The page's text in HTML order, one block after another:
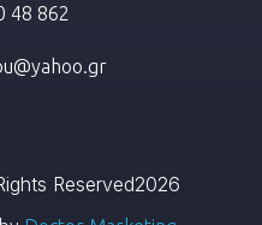
48 862
Reserved2026